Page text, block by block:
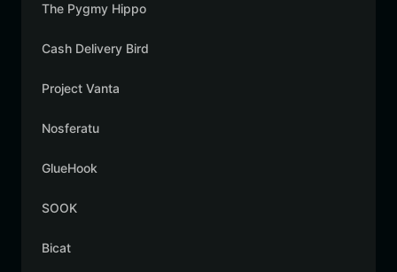
The Pygmy Hippo
Cash Delivery Bird
Project Vanta
Nosferatu
GlueHook
SOOK
Bicat